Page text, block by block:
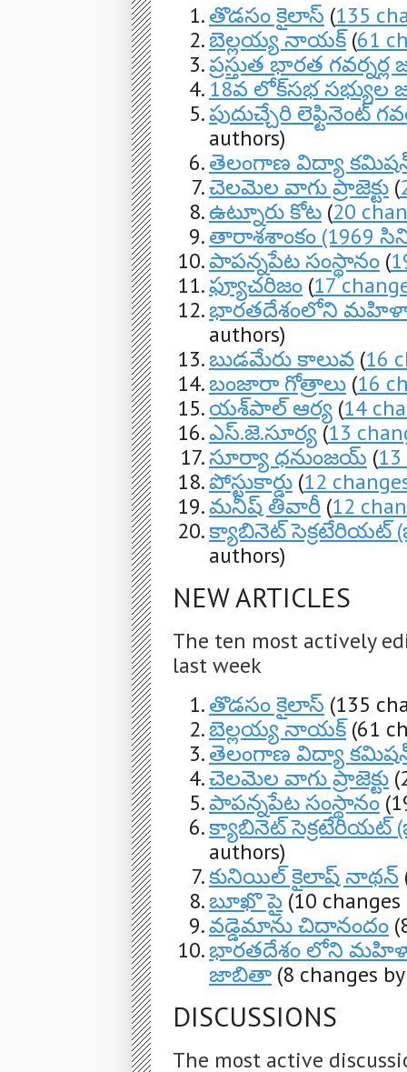
తొడసం కైలాస్ (135
బెల్లయ్య నాయక్ (61
ప్రస్తుత భారత
18వ లోక్‌సభ
పుదుచ్చేరి లెఫ్టినెంట్
authors)
తెలంగాణ విద్యా
చెలమెల వాగు ప్రాజెక్టు (
ఉట్నూరు కోట (20
తారాశశాంకం (1969
పాపన్నపేట సంస్థానం (
ఫ్యూచరిజం (17
భారతదేశంలోని మహిళా
authors)
బుడమేరు కాలువ (16
బంజారా గోత్రాలు (16
యశ్‌పాల్ ఆర్య (14
ఎస్.జె.సూర్య (13
సూర్యా ధనుంజయ్ (
పోస్టుకార్డు (12
మనీష్ తివారీ (12
క్యాబినెట్ సెక్రటేరియట్
authors)
NEW ARTICLES
The ten most actively
last week
తొడసం కైలాస్ (135
బెల్లయ్య నాయక్ (61
తెలంగాణ విద్యా
చెలమెల వాగు ప్రాజెక్టు
పాపన్నపేట సంస్థానం
క్యాబినెట్ సెక్రటేరియట్
authors)
కునియిల్ కైలాష్ నాథన్
బూఖొ పై (10
వడ్డెమాను చిదానందం
భారతదేశం లోని మహిళా
జాబితా (8 changes
DISCUSSIONS
The most active